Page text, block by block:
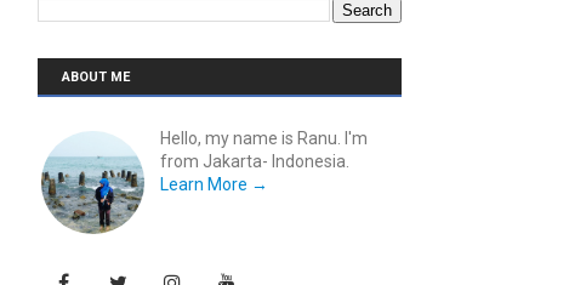
ABOUT ME
Hello, my name is Ranu. I'm
from Jakarta- Indonesia.
Learn More →